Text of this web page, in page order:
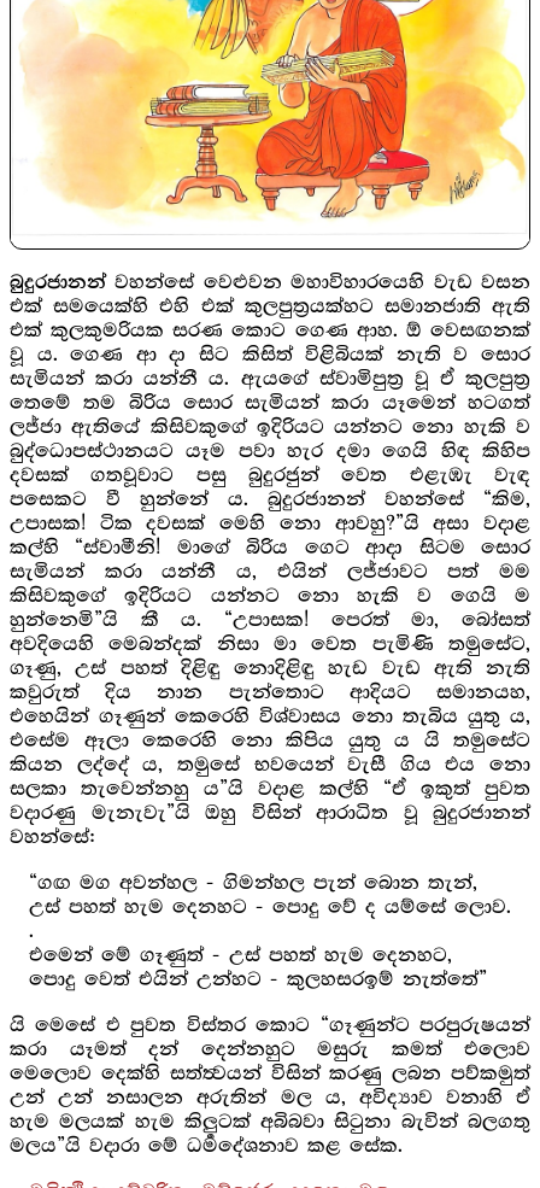
බුදුරජානන්වහන්සේ වෙළුවන මහාවිහාරයෙහි වැඩ වසන
එක් සමයෙක්හි එහි එක් කුලපුත්‍රයක්හට සමානජාති ඇති
එක් කුලකුමරියක සරණ කොට ගෙණ ආහ. ඕ වෙසඟනක්
වූ ය. ගෙණ ආ දා සිට කිසිත් විළිබියක් නැති ව සොර
සැමියන් කරා යන්නී ය. ඇයගේ ස්වාමිපුත්‍ර වූ ඒ කුලපුත්‍ර
තෙමේ තම බිරිය සොර සැමියන් කරා යෑමෙන් හටගත්
ලජ්ජා ඇතියේ කිසිවකුගේ ඉදිරියට යන්නට නො හැකි ව
බුද්ධොපස්ථානයට යෑම පවා හැර දමා ගෙයි හිඳ කිහිප
දවසක් ගතවූවාට පසු බුදුරජුන් වෙත එළැඹැ වැඳ
පසෙකට වී හුන්නේ ය. බුදුරජානන් වහන්සේ “කිම,
උපාසක! ටික දවසක් මෙහි නො ආවහු?”යි අසා වදාළ
කල්හි “ස්වාමීනි! මාගේ බිරිය ගෙට ආදා සිටම සොර
සැමියන් කරා යන්නී ය, එයින් ලජ්ජාවට පත් මම
කිසිවකුගේ ඉදිරියට යන්නට නො හැකි ව ගෙයි ම
හුන්නෙමි”යි කී ය. “උපාසක! පෙරත් මා, බෝසත්
අවදියෙහි මෙබන්දක් නිසා මා වෙත පැමිණි තමුසේට,
ගෑණු, උස් පහත් දිළිඳු නොදිළිඳු හැඩ වැඩ ඇති නැති
කවුරුත් දිය නාන පැන්තොට ආදියට සමානයහ,
එහෙයින් ගෑණුන් කෙරෙහි විශ්වාසය නො තැබිය යුතු ය,
එසේම ඈලා කෙරෙහි නො කිපිය යුතු ය යි තමුසේට
කියන ලද්දේ ය, තමුසේ භවයෙන් වැසී ගිය එය නො
සලකා තැවෙන්නහු ය”යි වදාළ කල්හි “ඒ ඉකුත් පුවත
වදාරණු මැනැවැ”යි ඔහු විසින් ආරාධිත වූ බුදුරජානන්
වහන්සේ:
“ගඟ මග අවන්හල - ගිමන්හල පැන් බොන තැන්,
උස් පහත් හැම දෙනහට - පොදු වේ ද යම්සේ ලොව.
.
එමෙන් මේ ගෑණුත් - උස් පහත් හැම දෙනහට,
පොදු වෙත් එයින් උන්හට - කුලහසරඉම් නැත්තේ”
යි මෙසේ එ පුවත විස්තර කොට “ගෑණුන්ට පරපුරුෂයන්
කරා යෑමත් දන් දෙන්නහුට මසුරු කමත් එලොව
මෙලොව දෙක්හි සත්ත්‍වයන් විසින් කරණු ලබන පව්කමුත්
උන් උන් නසාලන අරුතින් මල ය, අවිද්‍යාව වනාහි ඒ
හැම මලයක් හැම කිලුටක් අබිබවා සිටුනා බැවින් බලගතු
මලය”යි වදාරා මේ ධර්‍මදේශනාව කළ සේක.